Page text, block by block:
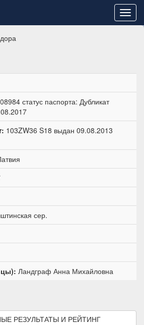
статус паспорта: Дубликат
103ZW36 S18 выдан 09.08.2013
сер.
Ландграф Анна Михайловна
РЕЗУЛЬТАТЫ И РЕЙТИНГ